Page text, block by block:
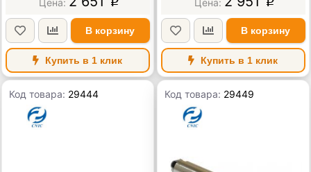
В корзину
Купить в 1 клик
В корзину
Купить в 1 клик
Код товара: 29444 Код товара: 29449